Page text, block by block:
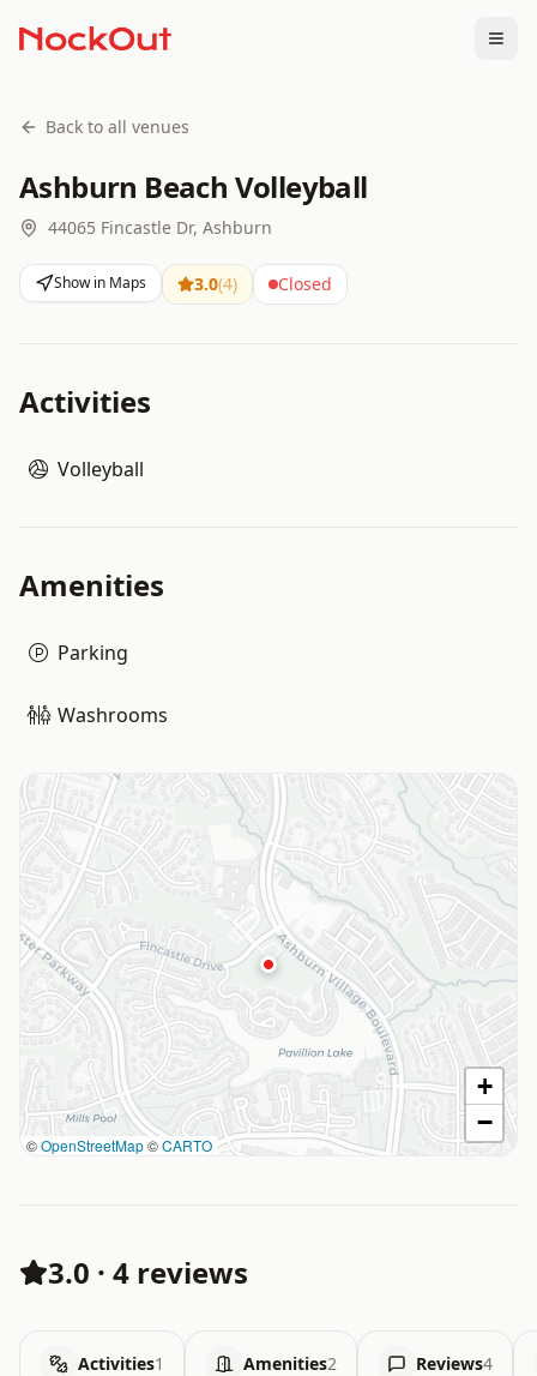
Back to all venues
Ashburn Beach Volleyball
44065 Fincastle Dr, Ashburn
Show in Maps 3.0(4) Closed
Activities
Volleyball
Amenities
Parking
Washrooms
©OpenStreetMap©CARTO
+
−
3.0 · 4 reviews
Activities1 Amenities2 Reviews4